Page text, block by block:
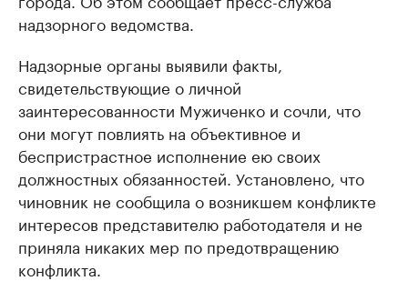
надзорного ведомства.
Надзорные органы выявили факты,
свидетельствующие о личной
заинтересованности Мужиченко и сочли, что
они могут повлиять на объективное и
беспристрастное исполнение ею своих
должностных обязанностей. Установлено, что
чиновник не сообщила о возникшем конфликте
интересов представителю работодателя и не
приняла никаких мер по предотвращению
конфликта.